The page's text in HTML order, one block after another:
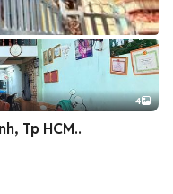
4
Tp HCM..